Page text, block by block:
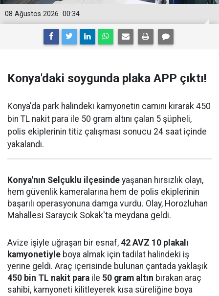
00:34
08 Ağustos 2026
Konya'daki soygunda plaka APP çıktı!
Konya'da park halindeki kamyonetin camını kırarak 450
bin TL nakit para ile 50 gram altını çalan 5 şüpheli,
polis ekiplerinin titiz çalışması sonucu 24 saat içinde
yakalandı.
Konya'nın Selçuklu ilçesinde yaşanan hırsızlık olayı,
hem güvenlik kameralarına hem de polis ekiplerinin
başarılı operasyonuna damga vurdu. Olay, Horozluhan
Mahallesi Saraycık Sokak'ta meydana geldi.
Avize işiyle uğraşan bir esnaf, 42 AVZ 10 plakalı
kamyonetiyle boya almak için tadilat halindeki iş
yerine geldi. Araç içerisinde bulunan çantada yaklaşık
450 bin TL nakit para ile 50 gram altın bırakan araç
sahibi, kamyoneti kilitleyerek kısa süreliğine boya